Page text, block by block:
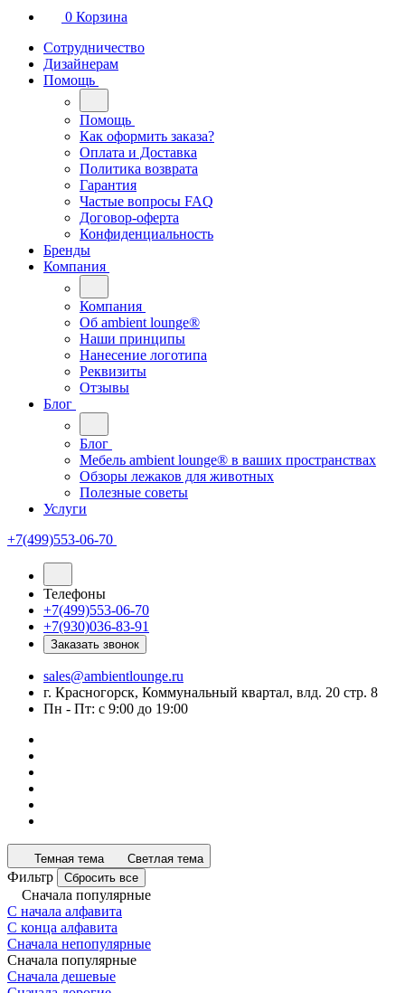
0 Корзина
Сотрудничество
Дизайнерам
Помощь
Помощь
Как оформить заказа?
Оплата и Доставка
Политика возврата
Гарантия
Частые вопросы FAQ
Договор-оферта
Конфиденциальность
Бренды
Компания
Компания
Oб ambient lounge®
Наши принципы
Нанесение логотипа
Реквизиты
Отзывы
Блог
Блог
Мебель ambient lounge® в ваших пространствах
Обзоры лежаков для животных
Полезные советы
Услуги
+7(499)553-06-70
Телефоны
+7(499)553-06-70
+7(930)036-83-91
Заказать звонок
sales@ambientlounge.ru
г. Красногорск, Коммунальный квартал, влд. 20 стр. 8
Пн - Пт: с 9:00 до 19:00
Темная тема Светлая тема
Фильтр Сбросить все
Сначала популярные
С начала алфавита
С конца алфавита
Сначала непопулярные
Сначала популярные
Сначала дешевые